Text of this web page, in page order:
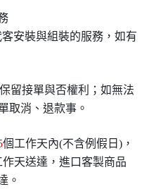
客安裝與組裝的服務，如有
留接單與否權利；如無法
取消、退款事。
個工作天內(不含例假日)，
作天送達，進口客製商品
。